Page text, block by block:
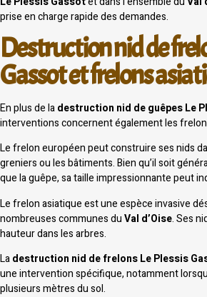
prise en charge rapide des demandes.
Destruction nid de
Gassot et frelons
En plus de ladestruction nid de guêpes Le
interventions concernent également les
Le frelon européen peut construire ses nids
greniers ou les bâtiments. Bien qu’il soit
que la guêpe, sa taille impressionnante peut
Le frelon asiatique est une espèce invasive
nombreuses communes duVal d’Oise. Ses
hauteur dans les arbres.
Ladestruction nid de frelons Le Plessis
une intervention spécifique, notamment
plusieurs mètres du sol.